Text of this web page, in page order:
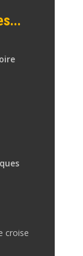
croise